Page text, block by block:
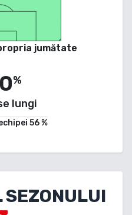
jumătate
0%
lungi
56%
SEZONULUI